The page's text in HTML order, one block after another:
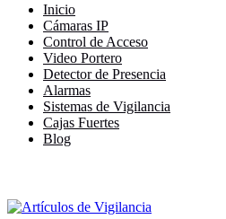
Inicio
Cámaras IP
Control de Acceso
Video Portero
Detector de Presencia
Alarmas
Sistemas de Vigilancia
Cajas Fuertes
Blog